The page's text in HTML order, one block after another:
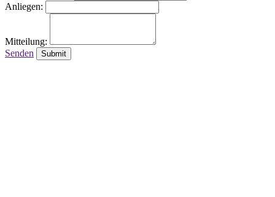
Anliegen:
Mitteilung:
Senden